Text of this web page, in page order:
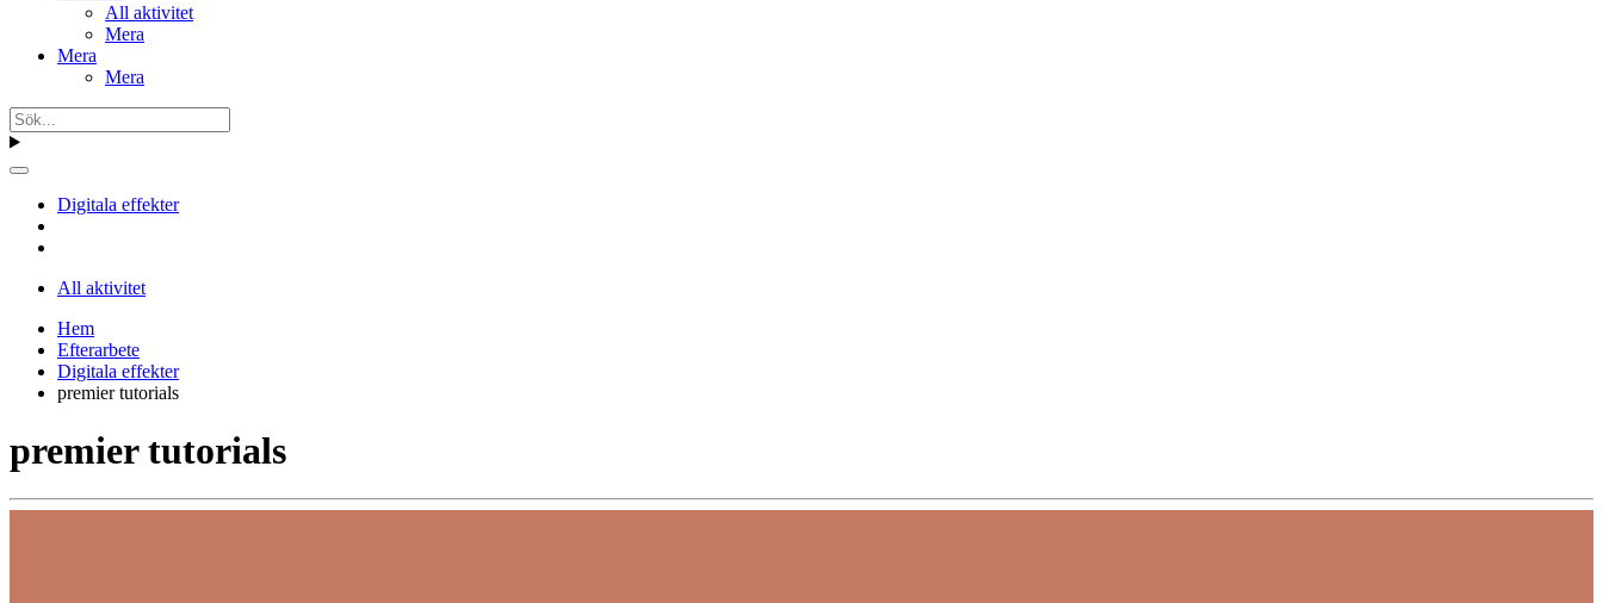
All aktivitet
Mera
Mera
Mera
Digitala effekter
All aktivitet
Hem
Efterarbete
Digitala effekter
premier tutorials
premier tutorials